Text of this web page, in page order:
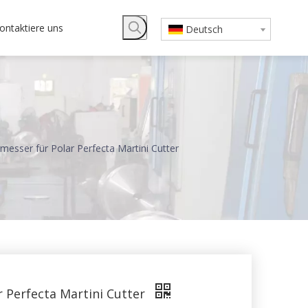
uns Deutsch
für Polar Perfecta Martini Cutter
Perfecta Martini Cutter